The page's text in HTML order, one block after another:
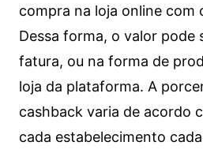
compra na loja online com
Dessa forma, o valor pode
fatura, ou na forma de
loja da plataforma. A
cashback varia de acordo
cada estabelecimento